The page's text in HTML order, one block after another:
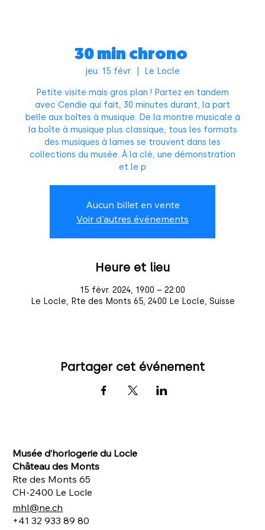
30 min chrono
jeu. 15 févr. Le Locle
Petite visite mais gros plan ! Partez en tandem
avec Cendie qui fait, 30 minutes durant, la part
belle aux boîtes à musique. De la montre musicale à
la boîte à musique plus classique, tous les formats
des musiques à lames se trouvent dans les
collections du musée. À la clé, une démonstration
et le p
Aucun billet en vente
Voir d'autres événements
Heure et lieu
15 févr. 2024, 19:00 – 22:00
Le Locle, Rte des Monts 65, 2400 Le Locle, Suisse
Partager cet événement
Musée d’horlogerie du Locle
Château des Monts
Rte des Monts 65
CH-2400 Le Locle
mhl@ne.ch
+41 32 933 89 80